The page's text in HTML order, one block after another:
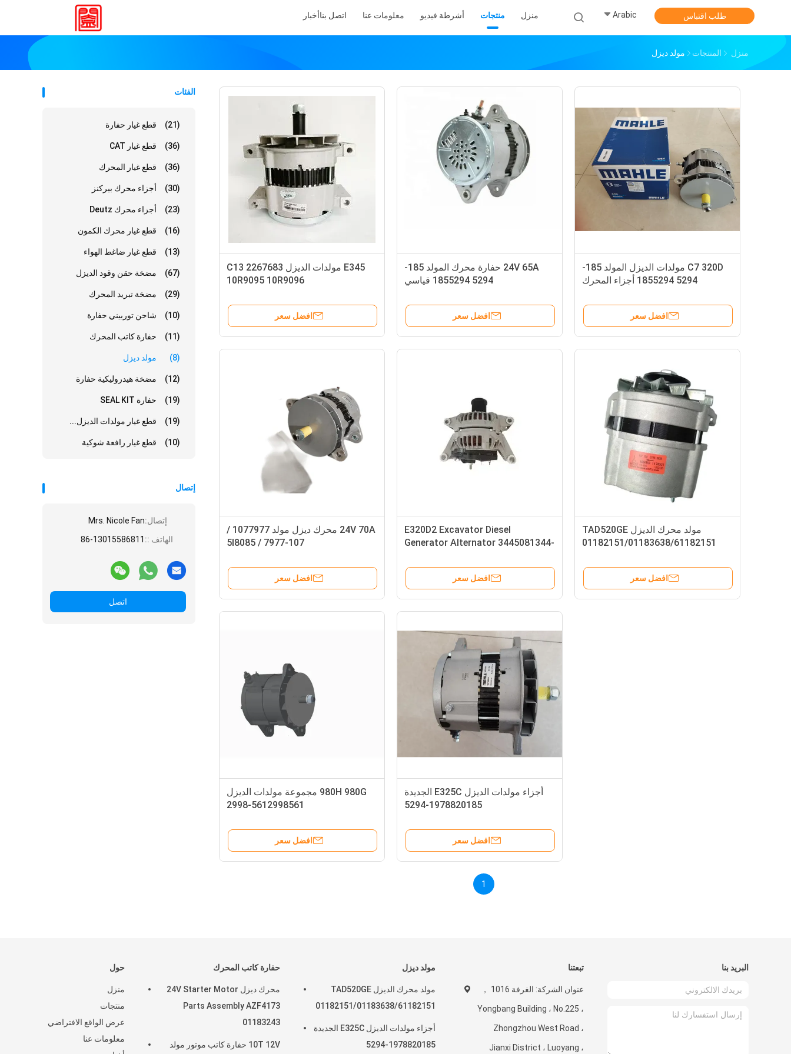
منزل منتجات أشرطة فيديو معلومات عنا اتصل بناأخبار Arabic طلب اقتباس
منزل المنتجات مولد ديزل
الفئات
قطع غيار حفارة (21)
قطع غيار CAT (36)
قطع غيار المحرك (36)
أجزاء محرك بيركنز (30)
أجزاء محرك Deutz (23)
قطع غيار محرك الكمون (16)
قطع غيار ضاغط الهواء (13)
مضخة حقن وقود الديزل (67)
مضخة تبريد المحرك (29)
شاحن توربيني حفارة (10)
حفارة كاتب المحرك (11)
مولد ديزل (8)
مضخة هيدروليكية حفارة (12)
حفارة SEAL KIT (19)
قطع غيار مولدات الديزل... (19)
قطع غيار رافعة شوكية (10)
إتصال
إتصال:Mrs. Nicole Fan
الهاتف :: 86-13015586811
اتصل
E345 مولدات الديزل C13 2267683
10R9095 10R9096
افضل سعر
24V 65A حفارة محرك المولد 185-
5294 1855294 قياسي
افضل سعر
C7 320D مولدات الديزل المولد 185-
5294 1855294 أجزاء المحرك
افضل سعر
24V 70A محرك ديزل مولد 1077977 /
107-7977 / 5I8085
افضل سعر
E320D2 Excavator Diesel
Generator Alternator 3445081344-
افضل سعر
مولد محرك الديزل TAD520GE
01182151/01183638/61182151
افضل سعر
980H 980G مجموعة مولدات الديزل
5612998561-2998
افضل سعر
أجزاء مولدات الديزل E325C الجديدة
1978820185-5294
افضل سعر
1
حول
منزل
منتجات
عرض الواقع الافتراضي
معلومات عنا
حفارة كاتب المحرك
محرك ديزل 24V Starter Motor
Parts Assembly AZF4173
01183243
10T 12V حفارة كاتب موتور مولد
مولد ديزل
مولد محرك الديزل TAD520GE
01182151/01183638/61182151
أجزاء مولدات الديزل E325C الجديدة
1978820185-5294
تبعتنا
عنوان الشركة: الغرفة 1016 ，
Yongbang Building ، No.225 ،
Zhongzhou West Road ،
Jianxi District ، Luoyang ،
البريد بنا